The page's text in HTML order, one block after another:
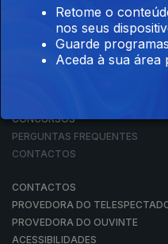
RTP ARQUIVOS
RTP ENSINA
RTP PLAY
EM DIRETO
CONCURSOS
PERGUNTAS FREQUENTES
CONTACTOS
CONTACTOS
PROVEDORA DO
PROVEDORA DO OUVINTE
ACESSIBILIDADES
Retome o
nos seus
Guarde
Aceda à sua área